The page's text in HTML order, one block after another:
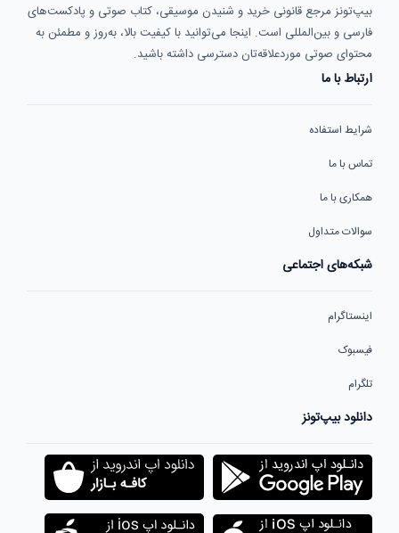
بیپ‌تونز مرجع قانونی خرید و شنیدن موسیقی، کتاب صوتی و پادکست‌های
فارسی و بین‌المللی است. اینجا می‌توانید با کیفیت بالا، به‌روز و مطمئن به
محتوای صوتی موردعلاقه‌تان دسترسی داشته باشید.
ارتباط با ما
شرایط استفاده
تماس با ما
همکاری با ما
سوالات متداول
شبکه‌های اجتماعی
اینستاگرام
فیسبوک
تلگرام
دانلود بیپ‌تونز